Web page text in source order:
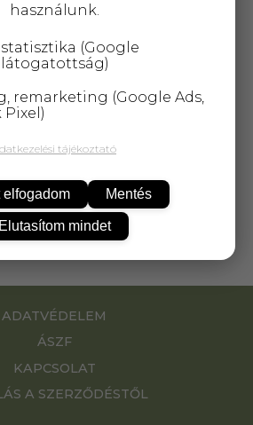
nem
5 kg-igingyenes kiszállítás!
ADATVÉDELEM
ÁSZF
KAPCSOLAT
A SZERZŐDÉSTŐL
használunk.
(Google
látogatottság)
remarketing (Google Ads,
Pixel)
tájékoztató
elfogadom Mentés
Elutasítom mindet